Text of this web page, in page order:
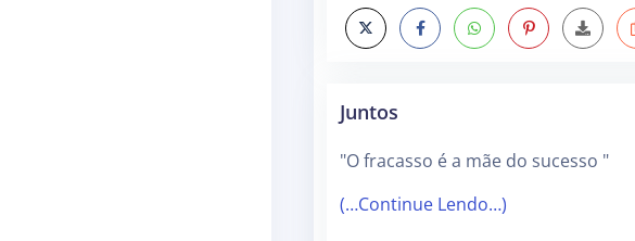
Juntos
"O fracasso é a mãe do sucesso "
(…Continue Lendo…)